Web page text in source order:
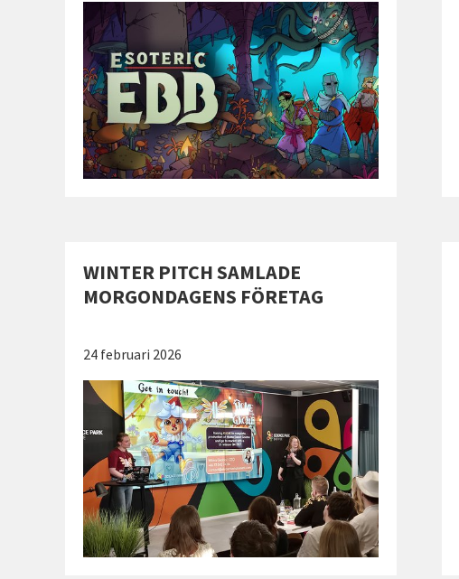
WINTER PITCH SAMLADE
MORGONDAGENS FÖRETAG
Publicerad:
24 februari 2026